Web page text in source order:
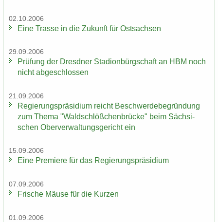
02.10.2006
Eine Tras­se in die Zu­kunft für Ost­sach­sen
29.09.2006
Prü­fung der Dresd­ner Sta­di­on­bürg­schaft an HBM noch
nicht ab­ge­schlos­sen
21.09.2006
Re­gie­rungs­prä­si­di­um reicht Be­schwer­de­be­grün­dung
zum Thema "Wald­schlöß­chen­brü­cke" beim Säch­si­
schen Ober­ver­wal­tungs­ge­richt ein
15.09.2006
Eine Pre­mie­re für das Re­gie­rungs­prä­si­di­um
07.09.2006
Fri­sche Mäuse für die Kur­zen
01.09.2006